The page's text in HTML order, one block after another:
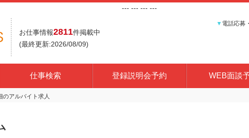
--- --- --- ---
お仕事情報2811件掲載中
(最終更新:2026/08/09)
▼ 電話応募
仕事検索 登録説明会予約 WEB面談